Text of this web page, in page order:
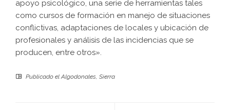
apoyo psicológico, una serie de herramientas tales
como cursos de formación en manejo de situaciones
conflictivas, adaptaciones de locales y ubicación de
profesionales y análisis de las incidencias que se
producen, entre otros».
Publicado elAlgodonales, Sierra